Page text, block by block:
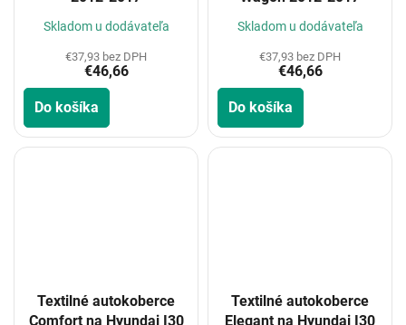
Skladom u dodávateľa
€37,93 bez DPH
€46,66
Do košíka
Skladom u dodávateľa
€37,93 bez DPH
€46,66
Do košíka
Textilné autokoberce
Comfort na Hyundai I30
Textilné autokoberce
Elegant na Hyundai I30